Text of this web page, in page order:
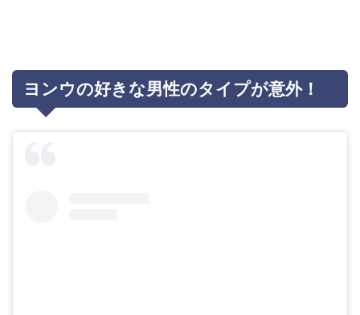
ヨンウの好きな男性のタイプが意外！